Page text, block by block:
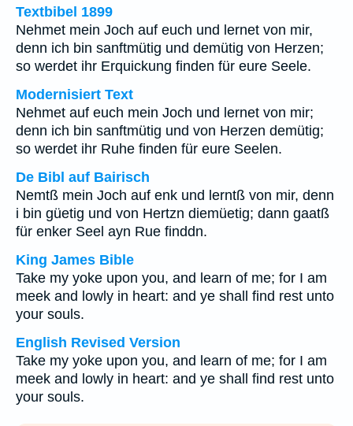
Textbibel 1899
Nehmet mein Joch auf euch und lernet von mir,
denn ich bin sanftmütig und demütig von Herzen;
so werdet ihr Erquickung finden für eure Seele.
Modernisiert Text
Nehmet auf euch mein Joch und lernet von mir;
denn ich bin sanftmütig und von Herzen demütig;
so werdet ihr Ruhe finden für eure Seelen.
De Bibl auf Bairisch
Nemtß mein Joch auf enk und lerntß von mir, denn
i bin güetig und von Hertzn diemüetig; dann gaatß
für enker Seel ayn Rue finddn.
King James Bible
Take my yoke upon you, and learn of me; for I am
meek and lowly in heart: and ye shall find rest unto
your souls.
English Revised Version
Take my yoke upon you, and learn of me; for I am
meek and lowly in heart: and ye shall find rest unto
your souls.